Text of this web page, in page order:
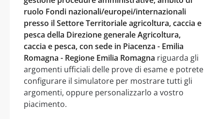
ruolo Fondi nazionali/europei/internazionali
presso il Settore Territoriale agricoltura, caccia e
pesca della Direzione generale Agricoltura,
caccia e pesca, con sede in Piacenza - Emilia
Romagna - Regione Emilia Romagna riguarda gli
argomenti ufficiali delle prove di esame e potrete
configurare il simulatore per mostrare tutti gli
argomenti, oppure personalizzarlo a vostro
piacimento.